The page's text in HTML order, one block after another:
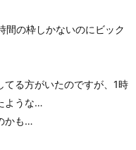
間の枠しかないのにビック
てる方がいたのですが、1時
ような…
かも…